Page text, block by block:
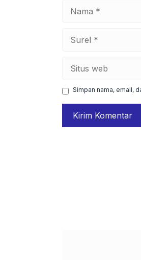
web
Simpan nama, email,